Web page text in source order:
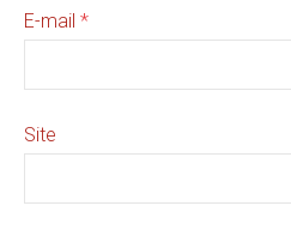
E-mail *
Site